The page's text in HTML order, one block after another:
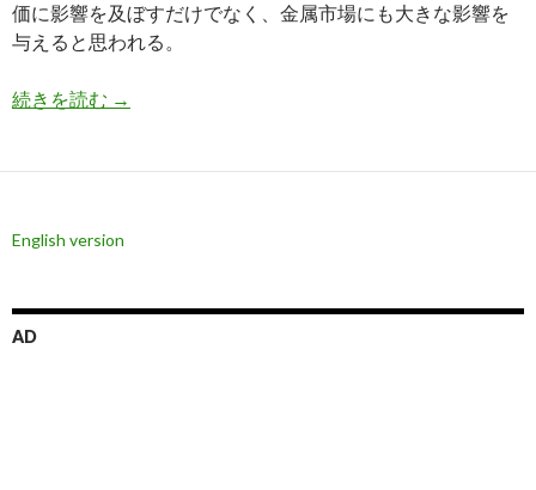
価に影響を及ぼすだけでなく、金属市場にも大きな影響を
与えると思われる。
続きを読む EVの需要減速はプラチナ価格を復活させられるか
→
English version
AD